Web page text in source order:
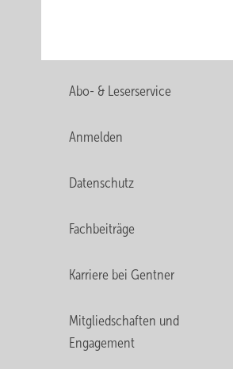
Abo- & Leserservice
Anmelden
Datenschutz
Fachbeiträge
Karriere bei Gentner
Mitgliedschaften und
Engagement